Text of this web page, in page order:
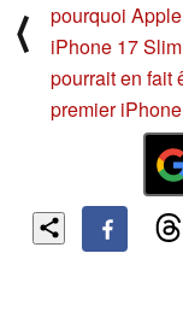
⟨
pourquoi Apple
iPhone 17 Slim
pourrait en fait
premier